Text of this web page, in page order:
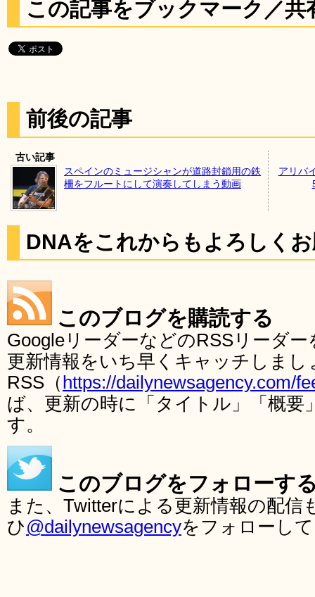
この記事をブックマーク／共
前後の記事
古い記事
スペインのミュージシャンが道路封鎖用の鉄
柵をフルートにして演奏してしまう動画
アリバ
DNAをこれからもよろしく
このブログを購読する
GoogleリーダーなどのRSSリーダ
更新情報をいち早くキャッチしま
RSS（ https://dailynewsagency.com/
ば、更新の時に「タイトル」「概要
す。
このブログをフォローす
また、Twitterによる更新情報の配
ひ@dailynewsagencyをフォローし